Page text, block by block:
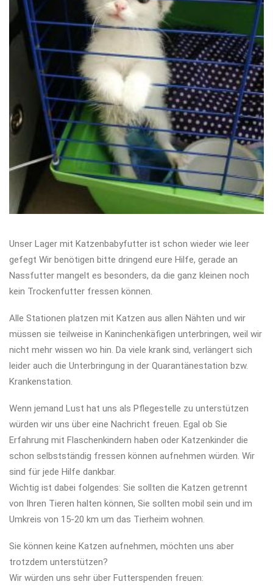
Unser Lager mit Katzenbabyfutter ist schon wieder wie leer
gefegt Wir benötigen bitte dringend eure Hilfe, gerade an
Nassfutter mangelt es besonders, da die ganz kleinen noch
kein Trockenfutter fressen können.
Alle Stationen platzen mit Katzen aus allen Nähten und wir
müssen sie teilweise in Kaninchenkäfigen unterbringen, weil wir
nicht mehr wissen wo hin. Da viele krank sind, verlängert sich
leider auch die Unterbringung in der Quarantänestation bzw.
Krankenstation.
Wenn jemand Lust hat uns als Pflegestelle zu unterstützen
würden wir uns über eine Nachricht freuen. Egal ob Sie
Erfahrung mit Flaschenkindern haben oder Katzenkinder die
schon selbstständig fressen können aufnehmen würden. Wir
sind für jede Hilfe dankbar.
Wichtig ist dabei folgendes: Sie sollten die Katzen getrennt
von Ihren Tieren halten können, Sie sollten mobil sein und im
Umkreis von 15-20 km um das Tierheim wohnen.
Sie können keine Katzen aufnehmen, möchten uns aber
trotzdem unterstützen?
Wir würden uns sehr über Futterspenden freuen: